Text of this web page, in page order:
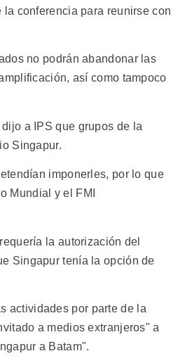
conferencia para reunirse con
no podrán abandonar las
así como tampoco
a IPS que grupos de la
Singapur.
imponerles, por lo que
Mundial y el FMI
la autorización del
Singapur tenía la opción de
actividades por parte de la
a medios extranjeros" a
a Batam".